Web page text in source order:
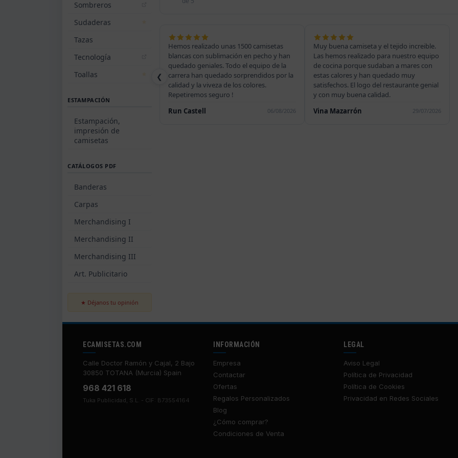
Sombreros
Sudaderas
Tazas
Tecnología
Toallas
ESTAMPACIÓN
Estampación,
impresión de
camisetas
CATÁLOGOS PDF
Banderas
Carpas
Merchandising I
Merchandising II
Merchandising III
Art. Publicitario
★ Déjanos tu opinión
❮
Hemos realizado unas 1500 camisetas
blancas con sublimación en pecho y han
quedado geniales. Todo el equipo de la
carrera han quedado sorprendidos por la
calidad y la viveza de los colores.
Repetiremos seguro !
Run Castell
06/08/2026
Muy buena camiseta y el tejido increible.
Las hemos realizado para nuestro equipo
de cocina porque sudaban a mares con
estas calores y han quedado muy
satisfechos. El logo del restaurante genial
y con muy buena calidad.
Vina Mazarrón
29/07/2026
ECAMISETAS.COM
Calle Doctor Ramón y Cajal, 2 Bajo
30850 TOTANA (Murcia) Spain
968 421 618
Tuka Publicidad, S.L. - CIF: B73554164
INFORMACIÓN
Empresa
Contactar
Ofertas
Regalos Personalizados
Blog
¿Cómo comprar?
Condiciones de Venta
LEGAL
Aviso Legal
Política de Privacidad
Política de Cookies
Privacidad en Redes Sociales